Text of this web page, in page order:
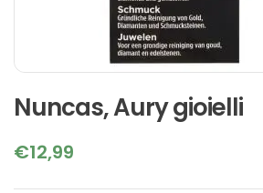
Nuncas, Aury gioielli
€12,99